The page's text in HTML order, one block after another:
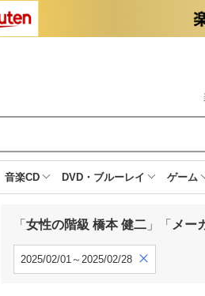
音楽CD DVD・ブルーレイ ゲーム
「 女性の階級 橋本 健二 」「 メー
2025/02/01～2025/02/28